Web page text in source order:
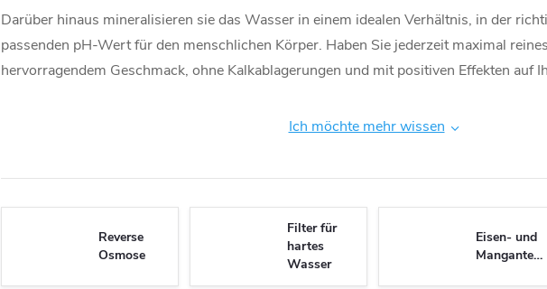
Darüber hinaus mineralisieren sie das Wasser in einem idealen Verhältnis, in der
passenden pH-Wert für den menschlichen Körper. Haben Sie jederzeit maximal
hervorragendem Geschmack, ohne Kalkablagerungen und mit positiven Effekten auf
Ich möchte mehr wissen
Reverse
Osmose
Filter für
hartes
Wasser
Eisen- und
Mangantechnologie